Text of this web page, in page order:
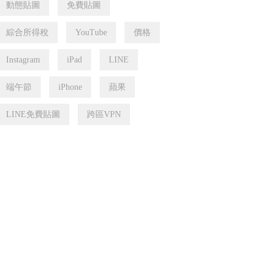
動態貼圖 免費貼圖
綜合所得稅 YouTube 價格
Instagram iPad LINE
端午節 iPhone 蘋果
LINE免費貼圖 跨區VPN